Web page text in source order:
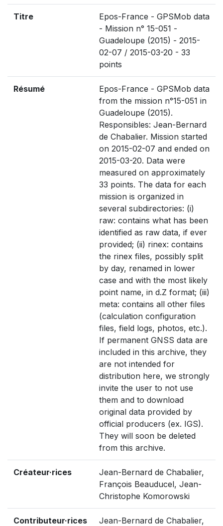
Titre
Epos-France - GPSMob data
- Mission n° 15-051 -
Guadeloupe (2015) - 2015-
02-07 / 2015-03-20 - 33
points
Résumé
Epos-France - GPSMob data
from the mission n°15-051 in
Guadeloupe (2015).
Responsibles: Jean-Bernard
de Chabalier. Mission started
on 2015-02-07 and ended on
2015-03-20. Data were
measured on approximately
33 points. The data for each
mission is organized in
several subdirectories: (i)
raw: contains what has been
identified as raw data, if ever
provided; (ii) rinex: contains
the rinex files, possibly split
by day, renamed in lower
case and with the most likely
point name, in d.Z format; (iii)
meta: contains all other files
(calculation configuration
files, field logs, photos, etc.).
If permanent GNSS data are
included in this archive, they
are not intended for
distribution here, we strongly
invite the user to not use
them and to download
original data provided by
official producers (ex. IGS).
They will soon be deleted
from this archive.
Créateur·rices
Jean-Bernard de Chabalier,
François Beauducel, Jean-
Christophe Komorowski
Contributeur·rices
Jean-Bernard de Chabalier,